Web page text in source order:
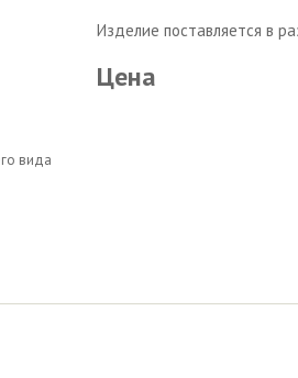
вида
Изделие поставляется в
Цена